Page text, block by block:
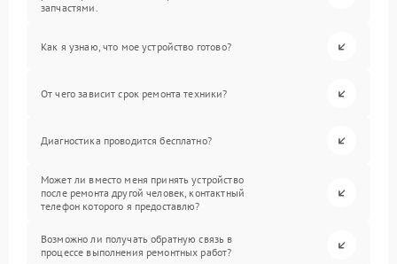
запчастями.
Как я узнаю, что мое устройство готово?
От чего зависит срок ремонта техники?
Диагностика проводится бесплатно?
Может ли вместо меня принять устройство
после ремонта другой человек, контактный
телефон которого я предоставлю?
Возможно ли получать обратную связь в
процессе выполнения ремонтных работ?